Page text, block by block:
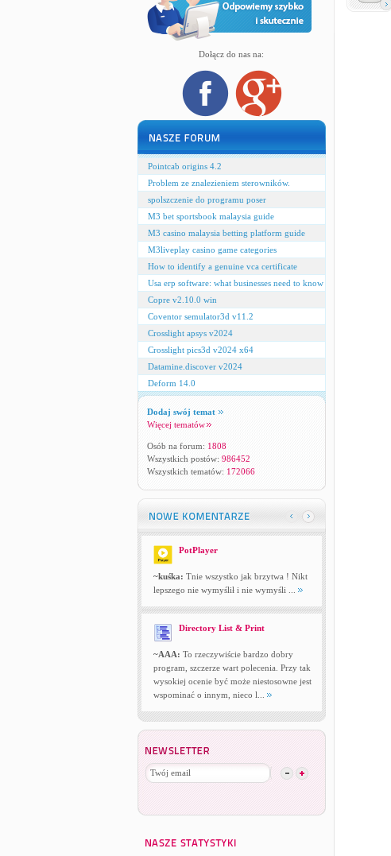
Dołącz do nas na:
Pointcab origins 4.2
Problem ze znalezieniem sterowników.
spolszczenie do programu poser
M3 bet sportsbook malaysia guide
M3 casino malaysia betting platform guide
M3liveplay casino game categories
How to identify a genuine vca certificate
Usa erp software: what businesses need to know
Copre v2.10.0 win
Coventor semulator3d v11.2
Crosslight apsys v2024
Crosslight pics3d v2024 x64
Datamine.discover v2024
Deform 14.0
Dodaj swój temat
Więcej tematów
Osób na forum: 1808
Wszystkich postów: 986452
Wszystkich tematów: 172066
PotPlayer
~kuśka: Tnie wszystko jak brzytwa ! Nikt
lepszego nie wymyślił i nie wymyśli ...
Directory List & Print
~AAA: To rzeczywiście bardzo dobry
program, szczerze wart polecenia. Przy tak
wysokiej ocenie być może niestosowne jest
wspominać o innym, nieco l...